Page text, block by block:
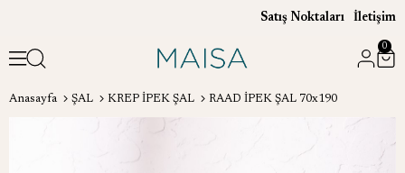
Satış Noktaları İletişim
0
Anasayfa ŞAL KREP İPEK ŞAL RAAD İPEK ŞAL 70x190